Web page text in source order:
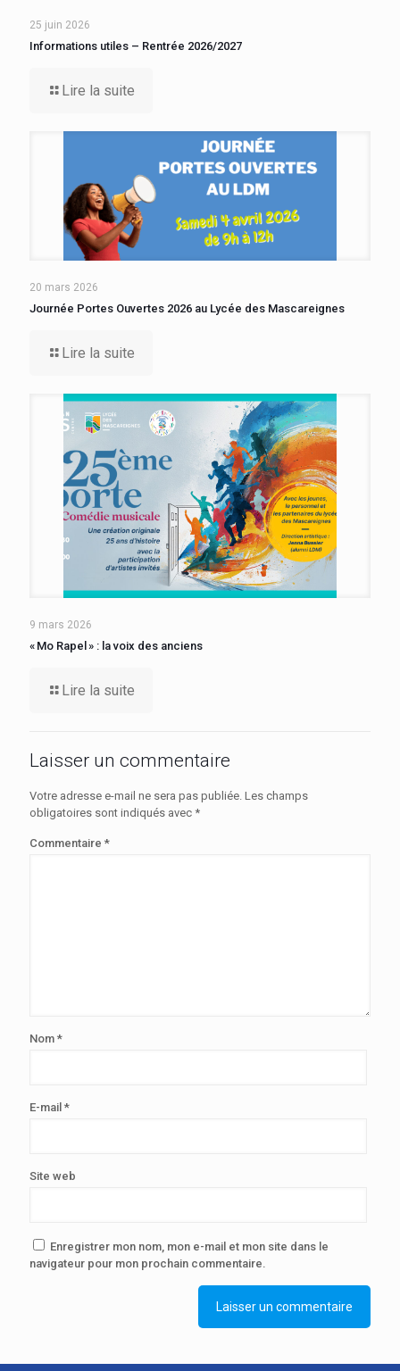
25 juin 2026
Informations utiles – Rentrée 2026/2027
Lire la suite
20 mars 2026
Journée Portes Ouvertes 2026 au Lycée des Mascareignes
Lire la suite
9 mars 2026
« Mo Rapel » : la voix des anciens
Lire la suite
Laisser un commentaire
Votre adresse e-mail ne sera pas publiée. Les champs
obligatoires sont indiqués avec *
Commentaire *
Nom *
E-mail *
Site web
Enregistrer mon nom, mon e-mail et mon site dans le
navigateur pour mon prochain commentaire.